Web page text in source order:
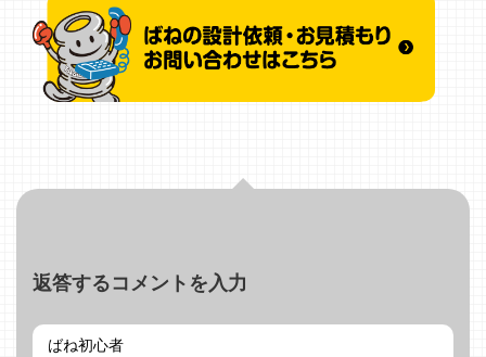
返答するコメントを入力